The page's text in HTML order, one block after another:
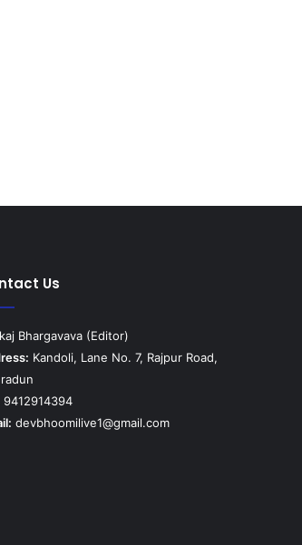
Us
Bhargavava (Editor)
Kandoli, Lane No. 7, Rajpur Road,
9412914394
devbhoomilive1@gmail.com